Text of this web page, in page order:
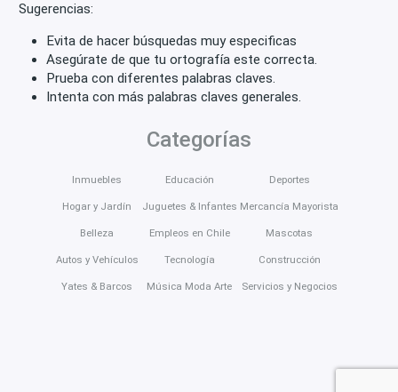
Sugerencias:
Evita de hacer búsquedas muy especificas
Asegúrate de que tu ortografía este correcta.
Prueba con diferentes palabras claves.
Intenta con más palabras claves generales.
Categorías
Inmuebles
Hogar y Jardín
Belleza
Autos y Vehículos
Yates & Barcos
Educación
Juguetes & Infantes
Empleos en Chile
Tecnología
Música Moda Arte
Deportes
Mercancía Mayorista
Mascotas
Construcción
Servicios y Negocios